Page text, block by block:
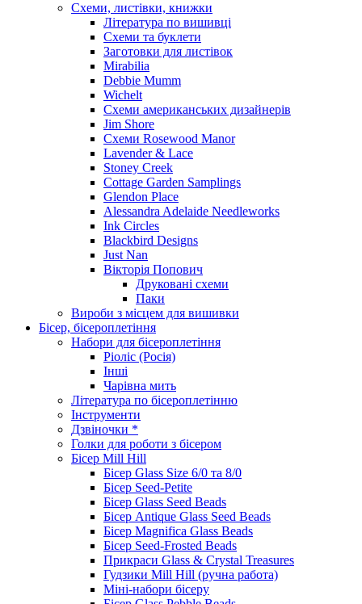
Схеми, листівки, книжки
Література по вишивці
Схеми та буклети
Заготовки для листівок
Mirabilia
Debbie Mumm
Wichelt
Схеми американських дизайнерів
Jim Shore
Cхеми Rosewood Manor
Lavender & Lace
Stoney Creek
Cottage Garden Samplings
Glendon Place
Alessandra Adelaide Needleworks
Ink Circles
Blackbird Designs
Just Nan
Вікторія Попович
Друковані схеми
Паки
Вироби з місцем для вишивки
Бісер, бісероплетіння
Набори для бісероплетіння
Ріоліс (Росія)
Інші
Чарівна мить
Література по бісероплетінню
Інструменти
Дзвіночки *
Голки для роботи з бісером
Бісер Mill Hill
Бісер Glass Size 6/0 та 8/0
Бісер Seed-Petite
Бісер Glass Seed Beads
Бісер Antique Glass Seed Beads
Бісер Magnifica Glass Beads
Бісер Seed-Frosted Beads
Прикраси Glass & Crystal Treasures
Гудзики Mill Hill (ручна работа)
Міні-набори бісеру